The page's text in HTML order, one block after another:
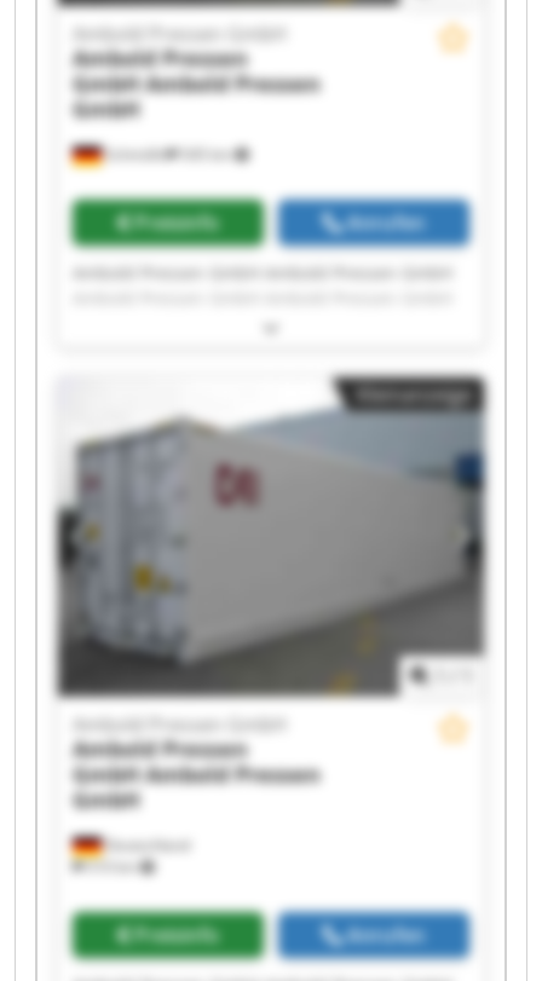
Schmölln 545 km
Ambold Pressen GmbH
Ambold Pressen
GmbHAmbold Pressen
GmbH
Preisinfo Anrufen
Ambold Pressen GmbH Ambold Pressen GmbH
Ambold Pressen GmbH Ambold Pressen GmbH
Ambold Pressen GmbH Ambold Pressen GmbH
Ambold Pressen GmbH Ambold Pressen GmbH
Ambold Pressen GmbH Ambold Pressen GmbH
Ambold Pressen GmbH Ambold Pressen GmbH
Ambold Pressen GmbH Ambold Pressen GmbH
Kleinanzeige
Deutschland
510 km
Ambold Pressen GmbH
Ambold Pressen
GmbHAmbold Pressen
GmbH
Preisinfo Anrufen